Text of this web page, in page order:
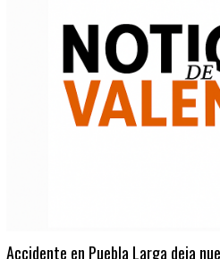
Accidente en Puebla Larga deja